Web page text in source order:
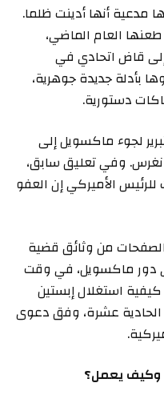
مدعية أنها أدينت ظلما.
العام الماضي،
قاض اتحادي في
بأدلة جديدة جوهرية،
دستورية.
لجوء ماكسويل إلى
وفي تعليق سابق،
للرئيس الأميركي إن العفو
الصفحات من وثائق قضية
دور ماكسويل، في وقت
استغلال إبستين
عشرة، وفق دعوى
وكيف يعمل؟